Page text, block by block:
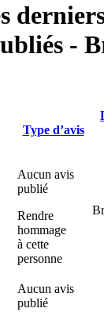
-
Type d’avis
Aucun avis
publié
Rendre
hommage
à cette
personne
Aucun avis
publié